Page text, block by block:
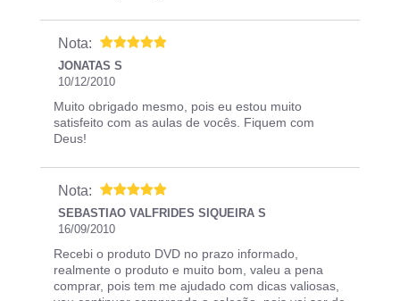
Nota:
JONATAS S
10/12/2010
Muito obrigado mesmo, pois eu estou muito
satisfeito com as aulas de vocês. Fiquem com
Deus!
Nota:
SEBASTIAO VALFRIDES SIQUEIRA S
16/09/2010
Recebi o produto DVD no prazo informado,
realmente o produto e muito bom, valeu a pena
comprar, pois tem me ajudado com dicas valiosas,